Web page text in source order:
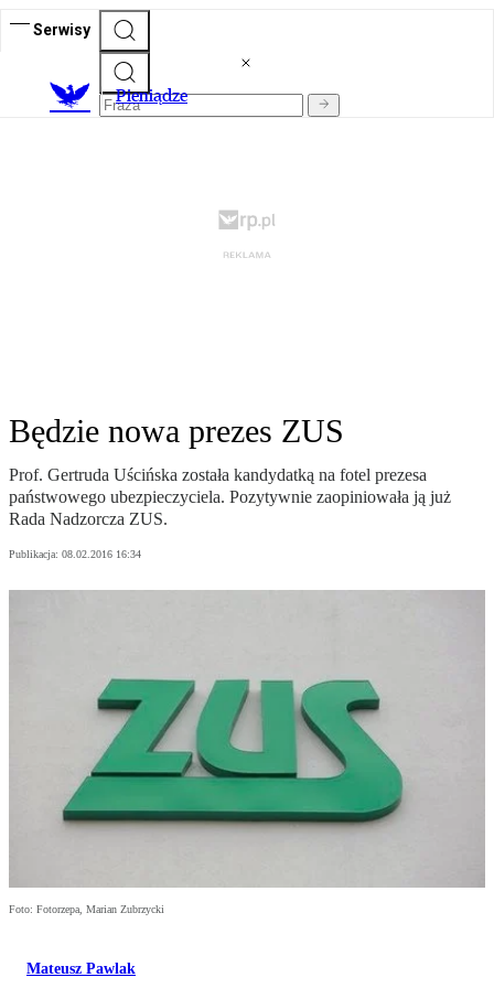
Serwisy
Pieniądze
Będzie nowa prezes ZUS
Prof. Gertruda Uścińska została kandydatką na fotel prezesa
państwowego ubezpieczyciela. Pozytywnie zaopiniowała ją już
Rada Nadzorcza ZUS.
Publikacja: 08.02.2016 16:34
Foto: Fotorzepa, Marian Zubrzycki
Mateusz Pawlak